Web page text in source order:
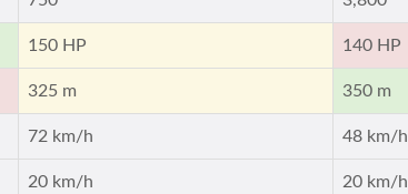
150 HP 140 HP
325 m 350 m
72 km/h 48 km/h
20 km/h 20 km/h